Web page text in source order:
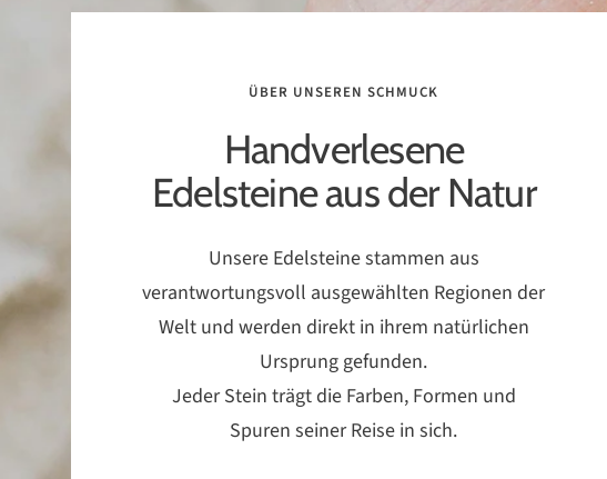
ÜBER UNSEREN SCHMUCK
Handverlesene
Edelsteine aus der Natur
Unsere Edelsteine stammen aus
verantwortungsvoll ausgewählten Regionen der
Welt und werden direkt in ihrem natürlichen
Ursprung gefunden.
Jeder Stein trägt die Farben, Formen und
Spuren seiner Reise in sich.